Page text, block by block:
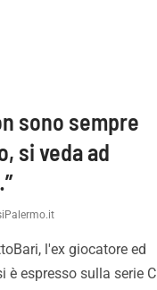
sono sempre
si veda ad
l'ex giocatore ed
è espresso sulla serie C